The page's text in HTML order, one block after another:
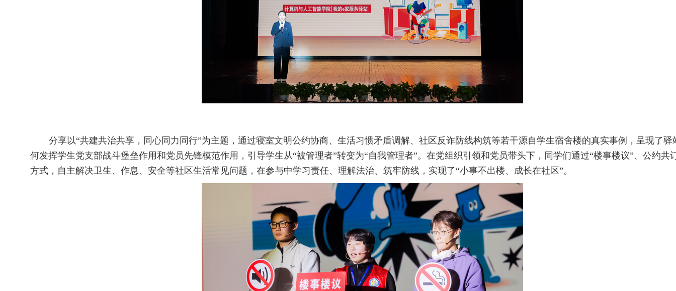
分享以“共建共治共享，同心同力同行”为主题，通过寝室文明公约协商、生活习惯矛盾调解、社区反诈防线构筑等若干源自学生宿舍楼的真实事例，呈现了驿
何发挥学生党支部战斗堡垒作用和党员先锋模范作用，引导学生从“被管理者”转变为“自我管理者”。在党组织引领和党员带头下，同学们通过“楼事楼议”、公约共
方式，自主解决卫生、作息、安全等社区生活常见问题，在参与中学习责任、理解法治、筑牢防线，实现了“小事不出楼、成长在社区”。